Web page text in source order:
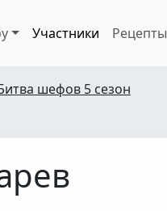
Участники Рецепты
шефов 5 сезон